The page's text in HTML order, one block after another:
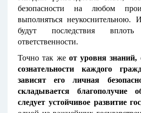
безопасности на любом
выполняться неукоснительною.
будут последствия
ответственности.
Точно так же от уровня знаний,
сознательности каждого
зависят его личная
складывается благополучие
следует устойчивое развитие